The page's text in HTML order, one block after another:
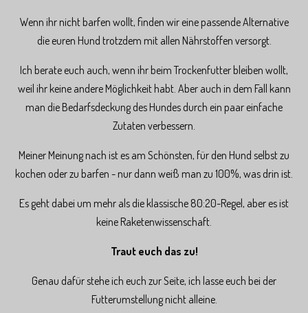
Wenn ihr nicht barfen wollt, finden wir eine passende Alternative
die euren Hund trotzdem mit allen Nährstoffen versorgt.
Ich berate euch auch, wenn ihr beim Trockenfutter bleiben wollt,
weil ihr keine andere Möglichkeit habt. Aber auch in dem Fall kann
man die Bedarfsdeckung des Hundes durch ein paar einfache
Zutaten verbessern.
Meiner Meinung nach ist es am Schönsten, für den Hund selbst zu
kochen oder zu barfen - nur dann weiß man zu 100%, was drin ist.
Es geht dabei um mehr als die klassische 80:20-Regel, aber es ist
keine Raketenwissenschaft.
Traut euch das zu!
Genau dafür stehe ich euch zur Seite, ich lasse euch bei der
Futterumstellung nicht alleine.